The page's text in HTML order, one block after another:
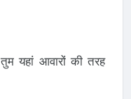
यहां आवारों की तरह